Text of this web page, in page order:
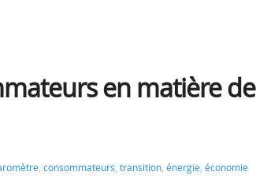
en matière de
, consommateurs, transition, énergie, économie